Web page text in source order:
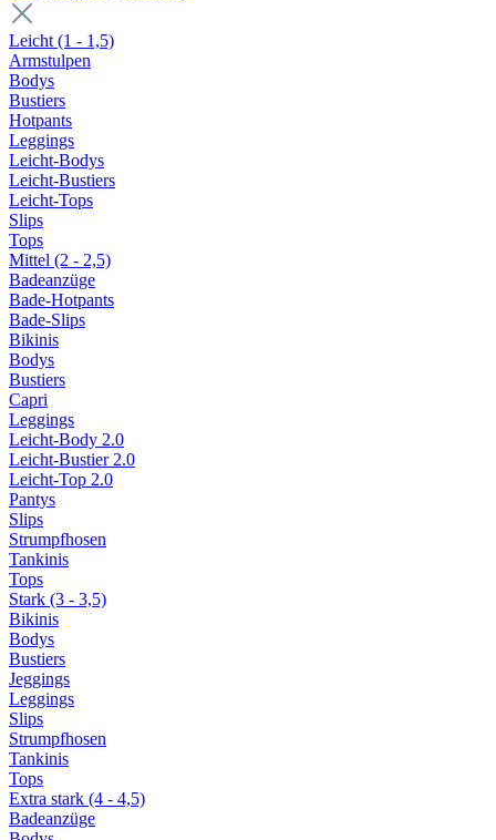
Leicht (1 - 1,5)
Armstulpen
Bodys
Bustiers
Hotpants
Leggings
Leicht-Bodys
Leicht-Bustiers
Leicht-Tops
Slips
Tops
Mittel (2 - 2,5)
Badeanzüge
Bade-Hotpants
Bade-Slips
Bikinis
Bodys
Bustiers
Capri
Leggings
Leicht-Body 2.0
Leicht-Bustier 2.0
Leicht-Top 2.0
Pantys
Slips
Strumpfhosen
Tankinis
Tops
Stark (3 - 3,5)
Bikinis
Bodys
Bustiers
Jeggings
Leggings
Slips
Strumpfhosen
Tankinis
Tops
Extra stark (4 - 4,5)
Badeanzüge